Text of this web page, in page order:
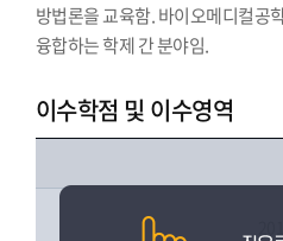
방법론을 교육함. 바이오메디컬공
융합하는 학제 간 분야임.
이수학점 및 이수영역